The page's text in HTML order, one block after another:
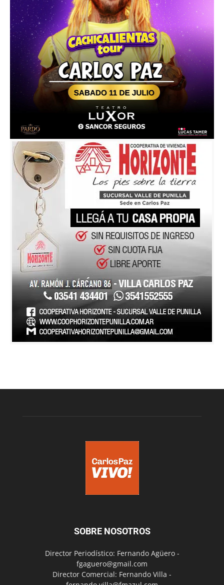
SOBRE NOSOTROS
Director Periodístico: Fernando Agüero -
fgaguero@gmail.com
Director Comercial: Fernando Villa -